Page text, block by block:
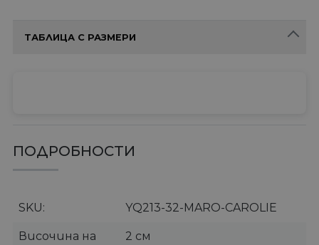
ТАБЛИЦА С РАЗМЕРИ
ПОДРОБНОСТИ
SKU YQ213-32-MARO-CAROLIE
Височина на
2 см